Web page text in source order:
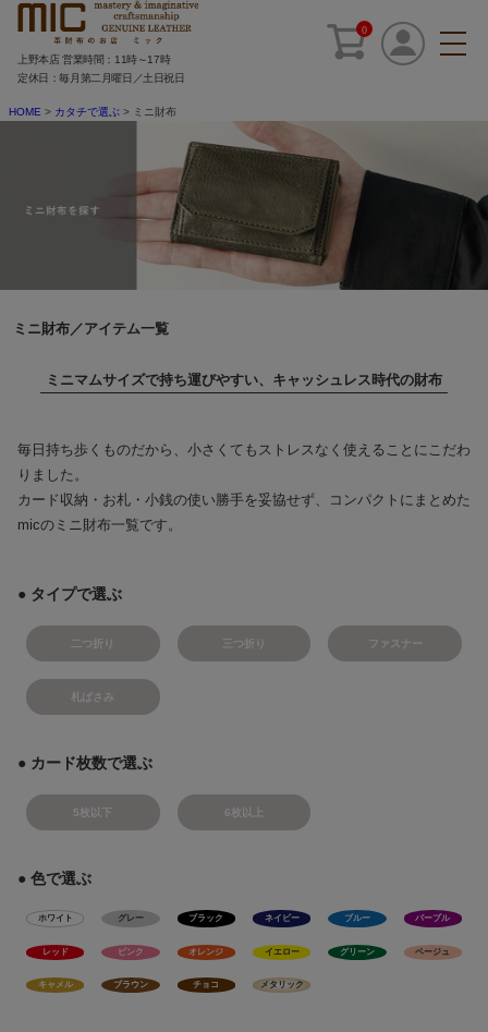
0
上野本店 営業時間：11時～17時
定休日：毎月第二月曜日／土日祝日
HOME カタチで選ぶ ミニ財布
ミニ財布／アイテム一覧
ミニマムサイズで持ち運びやすい、キャッシュレス時代の財布
毎日持ち歩くものだから、小さくてもストレスなく使えることにこだわ
りました。
カード収納・お札・小銭の使い勝手を妥協せず、コンパクトにまとめた
micのミニ財布一覧です。
● タイプで選ぶ
二つ折り 三つ折り ファスナー
札ばさみ
● カード枚数で選ぶ
5枚以下 6枚以上
● 色で選ぶ
ホワイト グレー ブラック ネイビー ブルー パープル
レッド ピンク オレンジ イエロー グリーン ベージュ
キャメル ブラウン チョコ メタリック